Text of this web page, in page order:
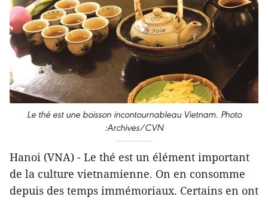
Le thé est une boisson incontournableau Vietnam. Photo
:Archives/CVN
Hanoi (VNA) - Le thé est un élément important
de la culture vietnamienne. On en consomme
depuis des temps immémoriaux. Certains en ont